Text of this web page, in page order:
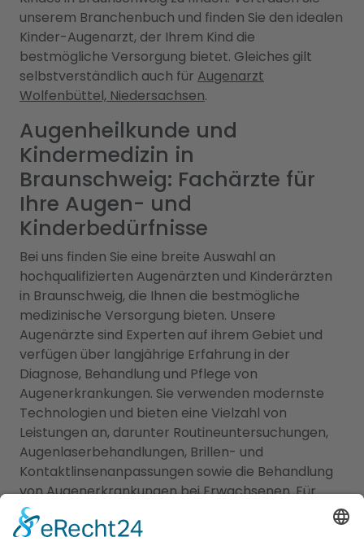
unserem Branchenbuch und finden Sie den idealen
Kinder-Augenarzt, der Ihrem Kind die
bestmögliche Versorgung bietet. Gleiches gilt
selbstverständlich auch für Augenarzt
Wolfenbüttel, Niedersachsen.
Augenheilkunde und
Kindermedizin in
Braunschweig: Fachärzte für
Ihre Augen- und
Kinderbedürfnisse
Bei uns finden Sie eine breite Auswahl an
hochqualifizierten Augenärzten und Kinderärzten
in Braunschweig, die Ihnen die bestmögliche
medizinische Versorgung bieten. Unsere
Augenärzte sind Experten auf ihrem Gebiet und
verfügen über langjährige Erfahrung in der
Diagnose, Behandlung und Pflege von
Augenerkrankungen. Sie verwenden modernste
Technologien und bieten eine Vielzahl von
Leistungen an, darunter Routineuntersuchungen,
Augenlaserbehandlungen, Brillen- und
Kontaktlinsenanpassungen sowie die Behandlung
von Augenerkrankungen bei Erwachsenen. Für
unsere jüngsten Patienten bieten wir eine
sorgfältig ausgewählte Liste von Kinderärzten, die